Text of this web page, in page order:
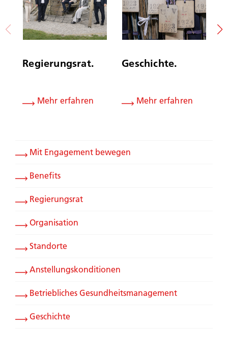
Regierungsrat.
Mehr erfahren
Geschichte.
Mehr erfahren
Mit Engagement bewegen
Benefits
Regierungsrat
Organisation
Standorte
Anstellungskonditionen
Betriebliches Gesundheitsmanagement
Geschichte